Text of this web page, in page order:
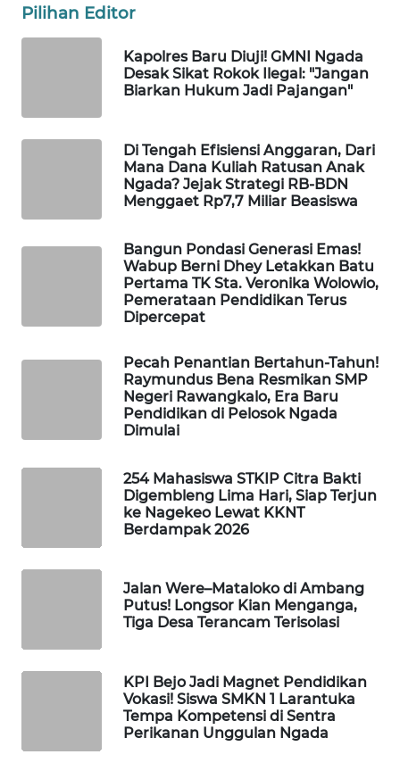
Pilihan Editor
Kapolres Baru Diuji! GMNI Ngada
Desak Sikat Rokok Ilegal: "Jangan
Biarkan Hukum Jadi Pajangan"
Di Tengah Efisiensi Anggaran, Dari
Mana Dana Kuliah Ratusan Anak
Ngada? Jejak Strategi RB-BDN
Menggaet Rp7,7 Miliar Beasiswa
Bangun Pondasi Generasi Emas!
Wabup Berni Dhey Letakkan Batu
Pertama TK Sta. Veronika Wolowio,
Pemerataan Pendidikan Terus
Dipercepat
Pecah Penantian Bertahun-Tahun!
Raymundus Bena Resmikan SMP
Negeri Rawangkalo, Era Baru
Pendidikan di Pelosok Ngada
Dimulai
254 Mahasiswa STKIP Citra Bakti
Digembleng Lima Hari, Siap Terjun
ke Nagekeo Lewat KKNT
Berdampak 2026
Jalan Were–Mataloko di Ambang
Putus! Longsor Kian Menganga,
Tiga Desa Terancam Terisolasi
KPI Bejo Jadi Magnet Pendidikan
Vokasi! Siswa SMKN 1 Larantuka
Tempa Kompetensi di Sentra
Perikanan Unggulan Ngada
INFRASTRUKTUR
WAHANA
LISTRIK
WAHANA
NET
WAHANA